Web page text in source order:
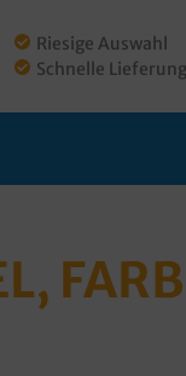
Riesige Auswahl
Schnelle Lieferung